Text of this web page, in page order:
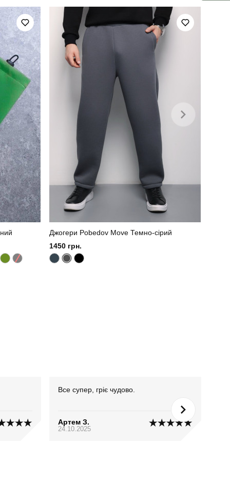
зима
Джогери Pobedov Move Темно-сірий
1450 грн.
Все супер, гріє чудово.
Артем З.
24.10.2025